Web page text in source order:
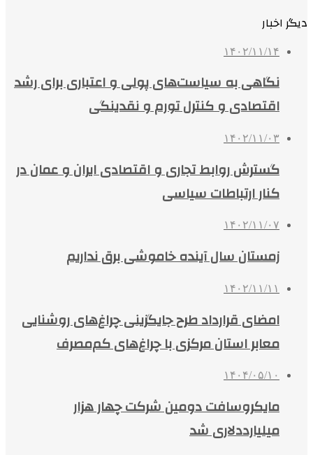
دیگر اخبار
۱۴۰۲/۱۱/۱۴
نگاهی به سیاست‌های پولی و اعتباری برای رشد
اقتصادی و کنترل تورم و نقدینگی
۱۴۰۲/۱۱/۰۳
گسترش روابط تجاری و اقتصادی ایران و عمان در
کنار ارتباطات سیاسی
۱۴۰۲/۱۱/۰۷
زمستان سال آینده خاموشی برق نداریم
۱۴۰۲/۱۱/۱۱
امضای قرارداد طرح جایگزینی چراغ‌های روشنایی
معابر استان مرکزی با چراغ‌های کم‌مصرف
۱۴۰۴/۰۵/۱۰
مایکروسافت دومین شرکت چهار هزار
میلیارددلاری شد